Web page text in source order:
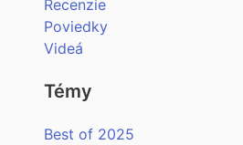
Recenzie
Poviedky
Videá
Témy
Best of 2025